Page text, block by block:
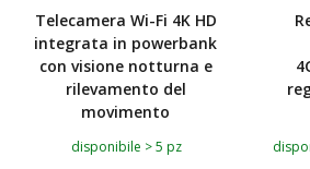
Telecamera Wi-Fi 4K HD
integrata in powerbank
con visione notturna e
rilevamento del
movimento
disponibile > 5 pz